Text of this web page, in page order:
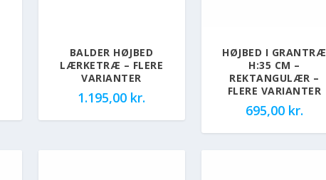
BALDER HØJBED
LÆRKETRÆ – FLERE
VARIANTER
1.195,00 kr.
HØJBED I GRANTRÆ
H:35 CM –
REKTANGULÆR –
FLERE VARIANTER
695,00 kr.